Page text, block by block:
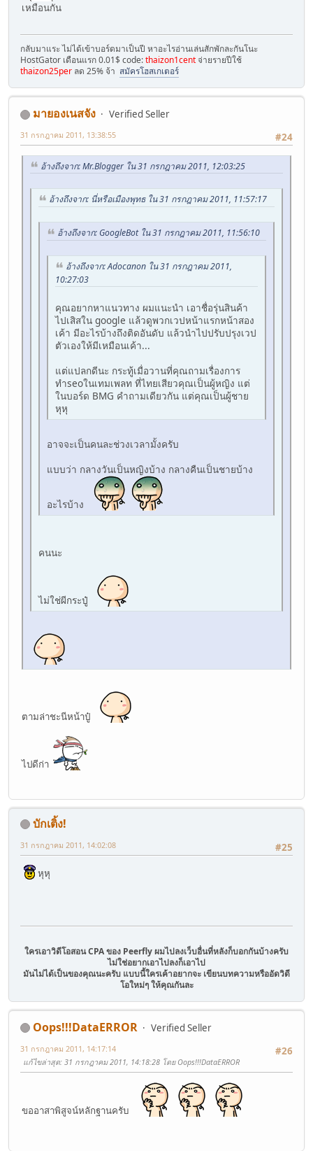
เหมือนกัน
กลับมาแระ ไม่ได้เข้าบอร์ดมาเป็นปี หาอะไรอ่านเล่นสักพักละกันโนะ
HostGator เดือนแรก 0.01$ code:thaizon1centจ่ายรายปีใช้
thaizon25per ลด 25% จ้า สมัครโฮสเกเตอร์
มายองเนสจัง
Verified Seller
#24
31 กรกฎาคม 2011, 13:38:55
อ้างถึงจาก: Mr.Blogger ใน 31 กรกฎาคม 2011, 12:03:25
อ้างถึงจาก: นี่หรือเมืองพุทธ ใน 31 กรกฎาคม 2011, 11:57:17
อ้างถึงจาก: GoogleBot ใน 31 กรกฎาคม 2011, 11:56:10
อ้างถึงจาก: Adocanon ใน 31 กรกฎาคม 2011,
10:27:03
คุณอยากหาแนวทาง ผมแนะนำ เอาชื่อรุ่นสินค้า
ไปเสิสใน google แล้วดูพวกเวปหน้าแรกหน้าสอง
เค้า มีอะไรบ้างถึงติดอันดับ แล้วนำไปปรับปรุงเวป
ตัวเองให้มีเหมือนเค้า...
แต่แปลกดีนะ กระทู้เมื่อวานที่คุณถามเรื่องการ
ทำseoในเทมเพลท ที่ไทยเสียวคุณเป็นผู้หญิง แต่
ในบอร์ด BMG คำถามเดียวกัน แต่คุณเป็นผู้ชาย
หุหุ
อาจจะเป็นคนละช่วงเวลามั้งครับ
แบบว่า กลางวันเป็นหญิงบ้าง กลางคืนเป็นชายบ้าง
อะไรบ้าง
คนนะ
ไม่ใช่ผีกระปู๋
ตามล่าชะนีหน้าปู๋
ไปดีก่า
บักเติ้ง!
#25
31 กรกฎาคม 2011, 14:02:08
หุหุ
ใครเอาวิดีโอสอน CPA ของ Peerfly ผมไปลงเว็บอื่นที่หลังก็บอกกันบ้างครับ
ไม่ใช่อยากเอาไปลงก็เอาไป
มันไม่ได้เป็นของคุณนะครับ แบบนี้ใครเค้าอยากจะ เขียนบทความหรืออัดวิดี
โอใหม่ๆ ให้คุณกันละ
Oops!!!DataERROR
Verified Seller
#26
31 กรกฎาคม 2011, 14:17:14
แก้ไขล่าสุด: 31 กรกฎาคม 2011, 14:18:28 โดย Oops!!!DataERROR
ขออาสาพิสูจน์หลักฐานครับ